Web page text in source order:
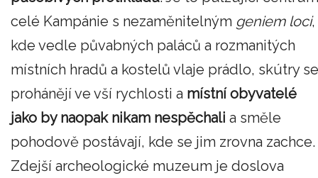
celé Kampánie s nezaměnitelným geniem loci,
kde vedle půvabných paláců a rozmanitých
místních hradů a kostelů vlaje prádlo, skútry se
prohánějí ve vší rychlosti a místní obyvatelé
jako by naopak nikam nespěchali a směle
pohodově postávají, kde se jim zrovna zachce.
Zdejší archeologické muzeum je doslova